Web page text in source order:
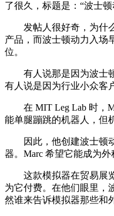
了很久，标题是：“波士
发帖人很好奇，为什么
产品，而波士顿动力入场
位。
有人说那是因为波士顿
有人说是因为行业小众客
在 MIT Leg Lab 时，
能单腿蹦跳的机器人，但
因此，他创建波士顿动
器。Marc 希望它能成为外
这款模拟器在贸易展览
为它付费。在他们眼里，
然谁来告诉模拟器那些和